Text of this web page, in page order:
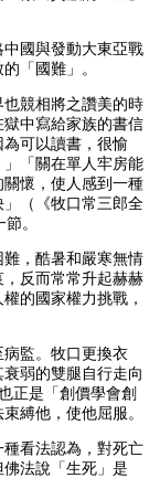
國與發動大東亞戰
「國難」。
競相將之讚美的時
中寫給家族的書信
可以讀書，很愉
「關在單人牢房能
懷，使人感到一種
（《牧口常三郎全
。
，酷暑和嚴寒無情
反而常常升起赫赫
的國家權力挑戰，
監。牧口更換衣
弱的雙腿自行走向
正是「創價學會創
縛他，使他屈服。
看法認為，對死亡
法說「生死」是